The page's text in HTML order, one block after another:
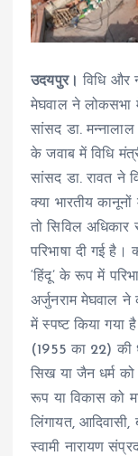
उदयपुर।
विधि और
मेघवाल ने लोकसभा
सांसद डा.
के जवाब में विधि
सांसद डा. रावत ने
क्या भारतीय कानूनों
तो सिविल अधिकार
परिभाषा दी गई है।
‘हिंदू’ के रूप में
अर्जुनराम मेघवाल ने
में स्पष्ट किया गया
(1955 का 22) की
सिख या जैन धर्म को
रूप या विकास को
लिंगायत, आदिवासी,
स्वामी नारायण